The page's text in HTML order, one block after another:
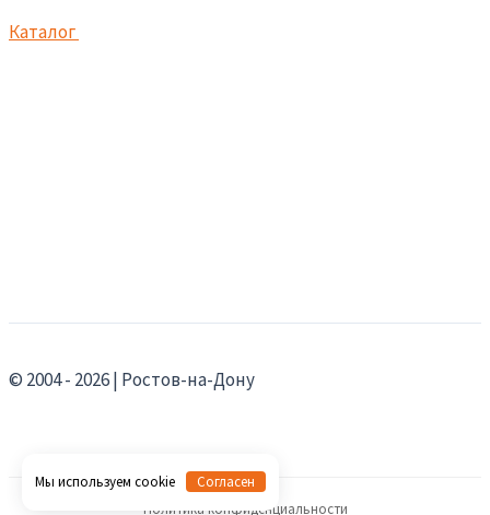
Каталог
© 2004 - 2026 | Ростов-на-Дону
Политика конфиденциальности
Мы используем cookie Согласен